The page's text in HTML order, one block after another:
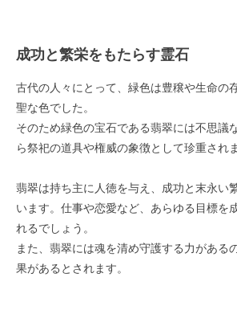
成功と繁栄をもたらす霊石
古代の人々にとって、緑色は豊穣や生命の
聖な色でした。
そのため緑色の宝石である翡翠には不思議
ら祭祀の道具や権威の象徴として珍重され
翡翠は持ち主に人徳を与え、成功と末永い
います。仕事や恋愛など、あらゆる目標を
れるでしょう。
また、翡翠には魂を清め守護する力がある
果があるとされます。